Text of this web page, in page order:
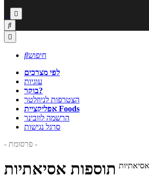



חיפוש
לפי מצרכים
עוגיות
בוקר?
הצטרפות לניוזלטר
אפליקציית Foods
הרשמה לוובינר
סרגל נגישות
- פרסומת -
תוספות אסיאתיות